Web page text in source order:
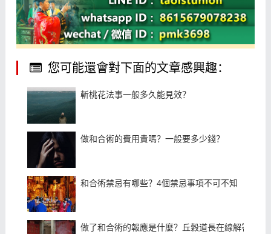
您可能還會對下面的文章感興趣：
斬桃花法事一般多久能見效？
做和合術的費用貴嗎？一般要多少錢？
和合術禁忌有哪些？4個禁忌事項不可不知
做了和合術的報應是什麼？丘穀道長在線解答